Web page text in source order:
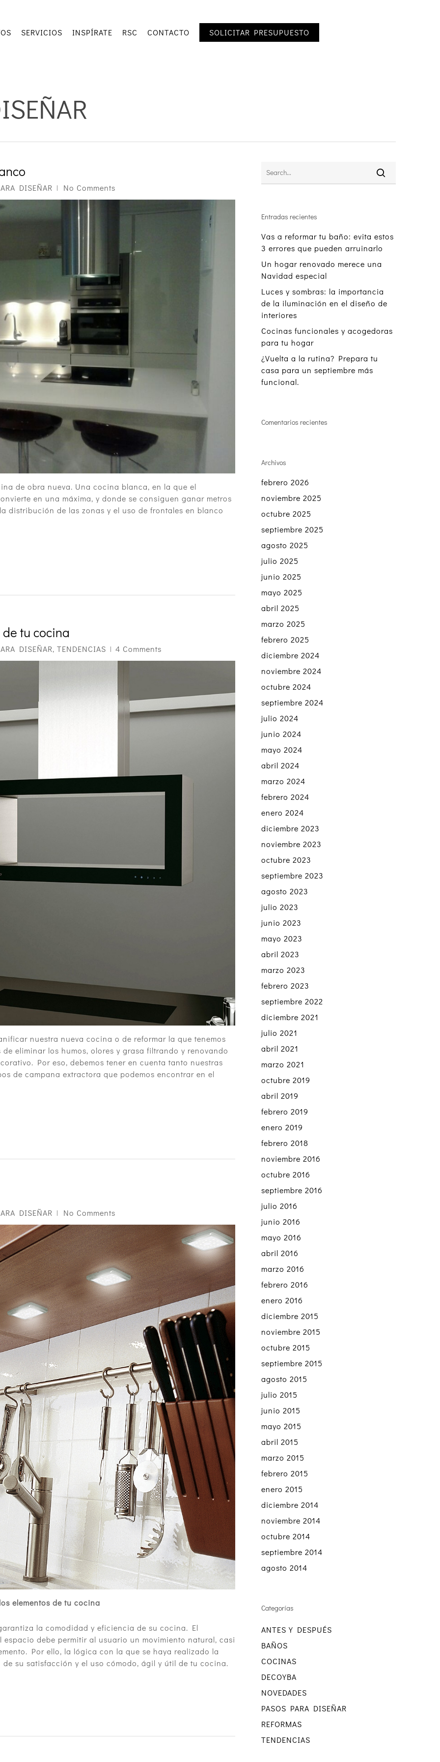
SERVICIOS INSPÍRATE RSC CONTACTO SOLICITAR PRESUPUESTO
DISEÑAR No Comments
de obra nueva. Una cocina blanca, en la que el
en una máxima, y donde se consiguen ganar metros
distribución de las zonas y el uso de frontales en blanco
tu cocina
DISEÑAR, TENDENCIAS 4 Comments
nuestra nueva cocina o de reformar la que tenemos
eliminar los humos, olores y grasa filtrando y renovando
Por eso, debemos tener en cuenta tanto nuestras
de campana extractora que podemos encontrar en el
DISEÑAR No Comments
elementos de tu cocina
la comodidad y eficiencia de su cocina. El
debe permitir al usuario un movimiento natural, casi
Por ello, la lógica con la que se haya realizado la
su satisfacción y el uso cómodo, ágil y útil de tu cocina.
Entradas recientes
Vas a reformar tu baño: evita estos
3 errores que pueden arruinarlo
Un hogar renovado merece una
Navidad especial
Luces y sombras: la importancia
de la iluminación en el diseño de
interiores
Cocinas funcionales y acogedoras
para tu hogar
¿Vuelta a la rutina? Prepara tu
casa para un septiembre más
funcional.
Comentarios recientes
Archivos
febrero 2026
noviembre 2025
octubre 2025
septiembre 2025
agosto 2025
julio 2025
junio 2025
mayo 2025
abril 2025
marzo 2025
febrero 2025
diciembre 2024
noviembre 2024
octubre 2024
septiembre 2024
julio 2024
junio 2024
mayo 2024
abril 2024
marzo 2024
febrero 2024
enero 2024
diciembre 2023
noviembre 2023
octubre 2023
septiembre 2023
agosto 2023
julio 2023
junio 2023
mayo 2023
abril 2023
marzo 2023
febrero 2023
septiembre 2022
diciembre 2021
julio 2021
abril 2021
marzo 2021
octubre 2019
abril 2019
febrero 2019
enero 2019
febrero 2018
noviembre 2016
octubre 2016
septiembre 2016
julio 2016
junio 2016
mayo 2016
abril 2016
marzo 2016
febrero 2016
enero 2016
diciembre 2015
noviembre 2015
octubre 2015
septiembre 2015
agosto 2015
julio 2015
junio 2015
mayo 2015
abril 2015
marzo 2015
febrero 2015
enero 2015
diciembre 2014
noviembre 2014
octubre 2014
septiembre 2014
agosto 2014
Categorías
ANTES Y DESPUÉS
BAÑOS
COCINAS
DECOYBA
NOVEDADES
PASOS PARA DISEÑAR
REFORMAS
TENDENCIAS